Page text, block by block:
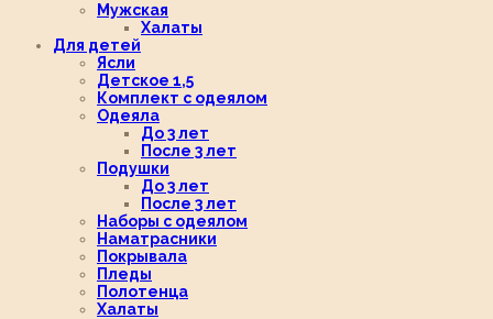
Мужская
Халаты
Для детей
Ясли
Детское 1,5
Комплект с одеялом
Одеяла
До 3 лет
После 3 лет
Подушки
До 3 лет
После 3 лет
Наборы с одеялом
Наматрасники
Покрывала
Пледы
Полотенца
Халаты